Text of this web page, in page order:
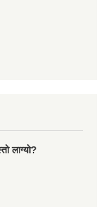
लाग्यो?